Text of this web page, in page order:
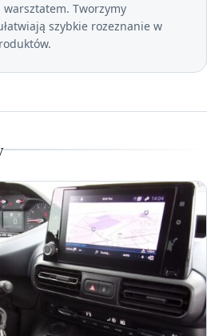
Tworzymy
szybkie rozeznanie w